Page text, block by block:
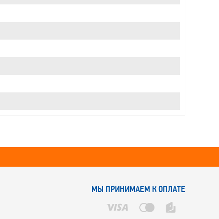
МЫ ПРИНИМАЕМ К ОПЛАТЕ